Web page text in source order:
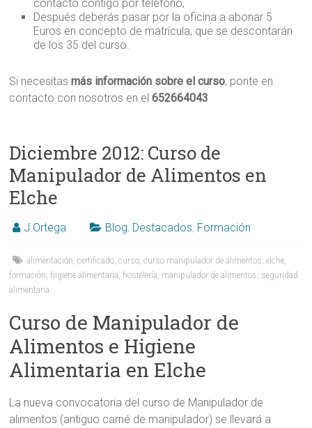
contacto contigo por teléfono,
Después deberás pasar por la oficina a abonar 5
Euros en concepto de matrícula, que se descontarán
de los 35 del curso.
Si necesitasmás información sobre el curso, ponte en
contacto con nosotros en el652664043
Diciembre 2012: Curso de
Manipulador de Alimentos en
Elche
J.Ortega Blog, Destacados, Formación
alimentación ,certificado ,curso ,curso manipulador de alimentos ,elche
formación
higiene alimentaria hostelería manipulador de alimentos seguridad
alimentaria
Curso de Manipulador de
Alimentos e Higiene
Alimentaria en Elche
La nueva convocatoria del curso de Manipulador de
alimentos (antiguo carné de manipulador) se llevará a